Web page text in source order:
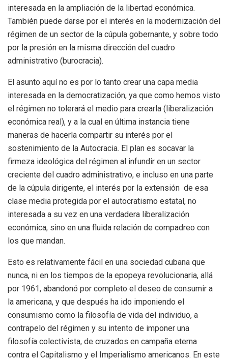
interesada en la ampliación de la libertad económica.
También puede darse por el interés en la modernización del
régimen de un sector de la cúpula gobernante, y sobre todo
por la presión en la misma dirección del cuadro
administrativo (burocracia).
El asunto aquí no es por lo tanto crear una capa media
interesada en la democratización, ya que como hemos visto
el régimen no tolerará el medio para crearla (liberalización
económica real), y a la cual en última instancia tiene
maneras de hacerla compartir su interés por el
sostenimiento de la Autocracia. El plan es socavar la
firmeza ideológica del régimen al infundir en un sector
creciente del cuadro administrativo, e incluso en una parte
de la cúpula dirigente, el interés por la extensión de esa
clase media protegida por el autocratismo estatal, no
interesada a su vez en una verdadera liberalización
económica, sino en una fluida relación de compadreo con
los que mandan.
Esto es relativamente fácil en una sociedad cubana que
nunca, ni en los tiempos de la epopeya revolucionaria, allá
por 1961, abandonó por completo el deseo de consumir a
la americana, y que después ha ido imponiendo el
consumismo como la filosofía de vida del individuo, a
contrapelo del régimen y su intento de imponer una
filosofía colectivista, de cruzados en campaña eterna
contra el Capitalismo y el Imperialismo americanos. En este